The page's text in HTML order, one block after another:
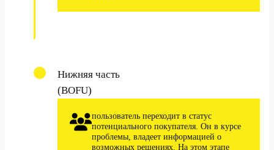
Нижняя часть
(BOFU)
пользователь переходит в статус
потенциального покупателя. Он в курсе
проблемы, владеет информацией о
возможных решениях. На этом этапе